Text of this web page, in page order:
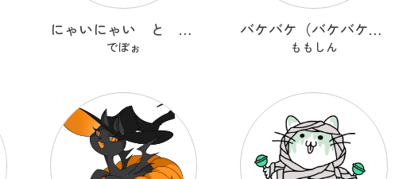
にゃいにゃい と ねこつ
でぼぉ
バケバケ（バケバケはネコ）
ももしん